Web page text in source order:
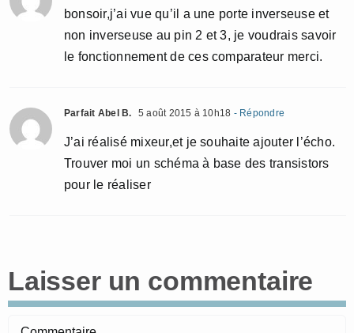
bonsoir,j’ai vue qu’il a une porte inverseuse et
non inverseuse au pin 2 et 3, je voudrais savoir
le fonctionnement de ces comparateur merci.
Parfait Abel B. 5 août 2015 à 10h18 - Répondre
J’ai réalisé mixeur,et je souhaite ajouter l’écho.
Trouver moi un schéma à base des transistors
pour le réaliser
Laisser un commentaire
Commentaire